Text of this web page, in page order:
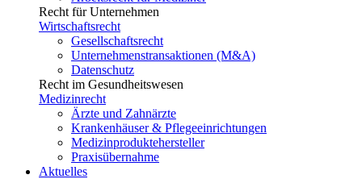
Recht für Unternehmen
Wirtschaftsrecht
Gesellschaftsrecht
Unternehmenstransaktionen (M&A)
Datenschutz
Recht im Gesundheitswesen
Medizinrecht
Ärzte und Zahnärzte
Krankenhäuser & Pflegeeinrichtungen
Medizinproduktehersteller
Praxisübernahme
Aktuelles